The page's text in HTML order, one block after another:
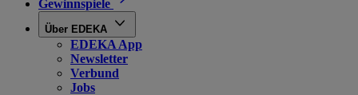
Gewinnspiele
Über EDEKA
EDEKA App
Newsletter
Verbund
Jobs